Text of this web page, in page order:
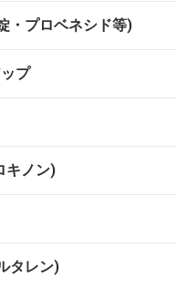
・プロベネシド等)
プ
キノン)
タレン)